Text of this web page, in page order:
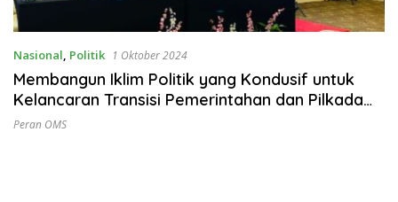
Nasional, Politik 1 Oktober 2024
Membangun Iklim Politik yang Kondusif untuk
Kelancaran Transisi Pemerintahan dan Pilkada
Serentak 2024
Peran OMS